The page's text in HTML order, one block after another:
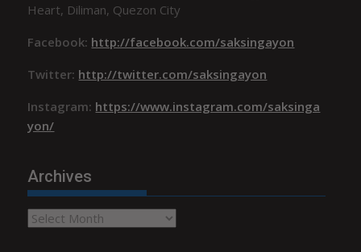
Heart, Diliman, Quezon City
Facebook: http://facebook.com/saksingayon
Twitter: http://twitter.com/saksingayon
Instagram: https://www.instagram.com/saksinga
yon/
Archives
Archives